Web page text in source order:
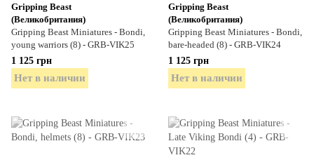
Gripping Beast
(Великобритания)
Gripping Beast Miniatures - Bondi,
young warriors (8) - GRB-VIK25
1 125 грн
Нет в наличии
Gripping Beast
(Великобритания)
Gripping Beast Miniatures - Bondi,
bare-headed (8) - GRB-VIK24
1 125 грн
Нет в наличии